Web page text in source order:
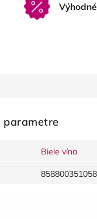
parametre
Biele vína